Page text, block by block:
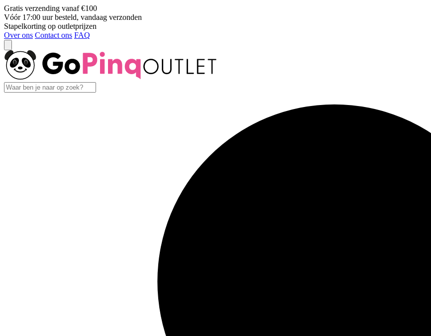
Gratis verzending vanaf €100
Vóór 17:00 uur besteld, vandaag verzonden
Stapelkorting op outletprijzen
Over ons Contact ons FAQ